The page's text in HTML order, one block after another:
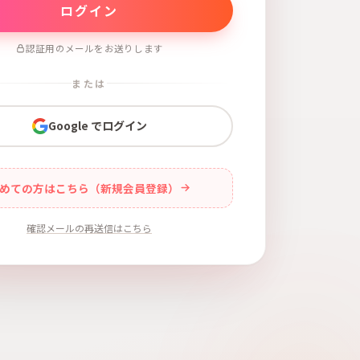
認証用のメールをお送りします
または
Google でログイン
ての方はこちら（新規会員登録）
確認メールの再送信はこちら